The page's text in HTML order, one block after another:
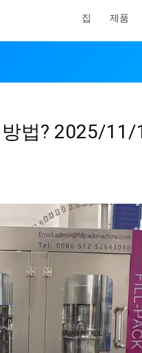
집 제품
법? 2025/11/